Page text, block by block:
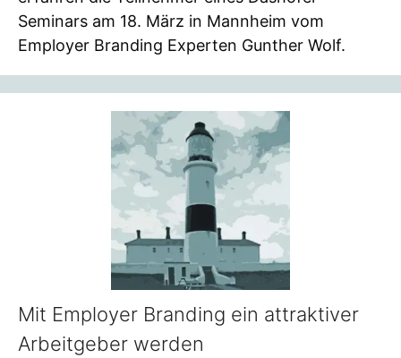
Seminars am 18. März in Mannheim vom
Employer Branding Experten Gunther Wolf.
Mit Employer Branding ein attraktiver
Arbeitgeber werden